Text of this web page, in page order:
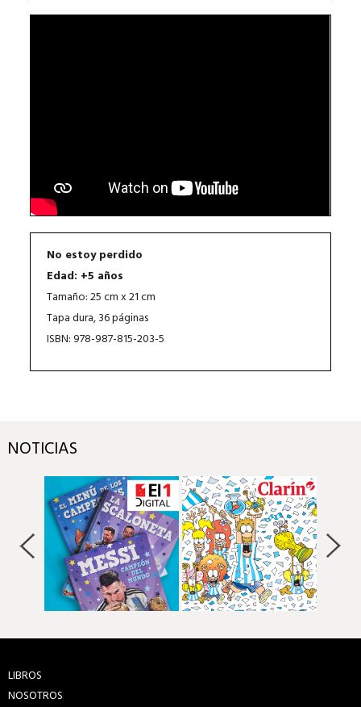
No estoy perdido
Edad: +5 años
Tamaño: 25 cm x 21 cm
Tapa dura, 36 páginas
ISBN: 978-987-815-203-5
NOTICIAS
LIBROS
NOSOTROS